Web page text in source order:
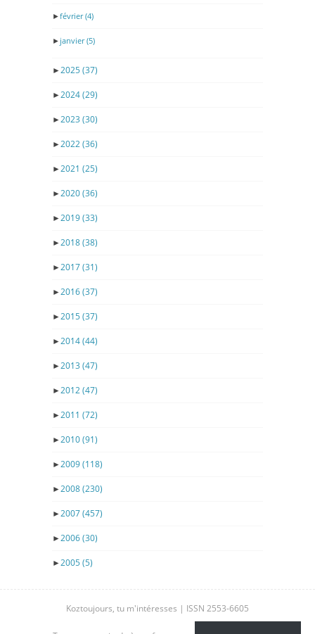
►février(4)
► janvier(5)
►2025(37)
►2024(29)
►2023 (30)
►2022(36)
►2021 (25)
►2020(36)
►2019(33)
►2018(38)
►2017(31)
►2016(37)
►2015(37)
►2014(44)
►2013 (47)
►2012(47)
►2011 (72)
►2010(91)
►2009(118)
►2008(230)
►2007(457)
►2006(30)
►2005(5)
Koztoujours, tu m'intéresses | ISSN 2553-6605